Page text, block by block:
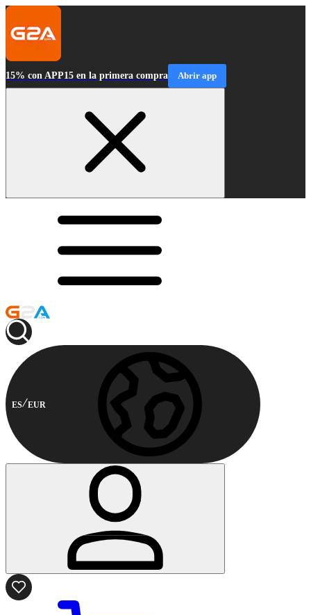
15% con APP15 en la primera compra Abrir app
ES EUR